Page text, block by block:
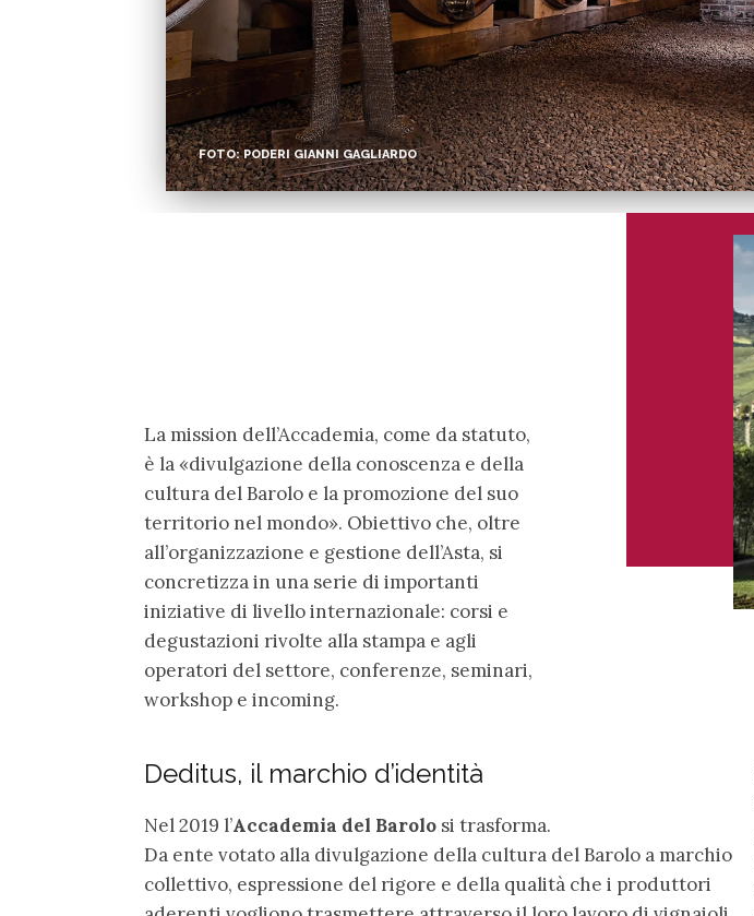
FOTO: PODERI GIANNI GAGLIARDO
La mission dell’Accademia, come da statuto,
è la «divulgazione della conoscenza e della
cultura del Barolo e la promozione del suo
territorio nel mondo». Obiettivo che, oltre
all’organizzazione e gestione dell’Asta, si
concretizza in una serie di importanti
iniziative di livello internazionale: corsi e
degustazioni rivolte alla stampa e agli
operatori del settore, conferenze, seminari,
workshop e incoming.
Deditus, il marchio d’identità
Nel 2019 l’Accademia del Barolo si trasforma.
Da ente votato alla divulgazione della cultura del Barolo a marchio
collettivo, espressione del rigore e della qualità che i produttori